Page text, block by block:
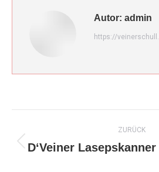
Autor: admin
https://
ZURÜCK
D‘Veiner